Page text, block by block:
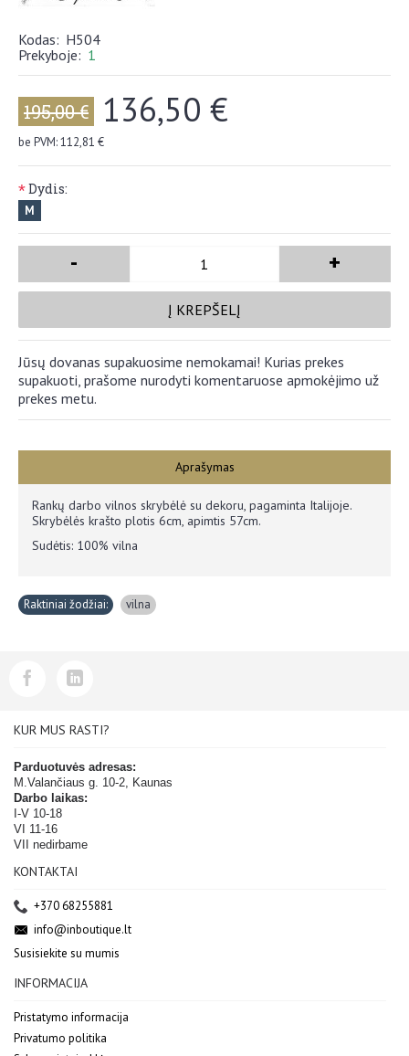
Kodas: H504
Prekyboje: 1
195,00 € 136,50 €
be PVM: 112,81 €
*Dydis:
M
- +
Į KREPŠELĮ
Jūsų dovanas supakuosime nemokamai! Kurias prekes
supakuoti, prašome nurodyti komentaruose apmokėjimo už
prekes metu.
Aprašymas
Rankų darbo vilnos skrybėlė su dekoru, pagaminta Italijoje.
Skrybėlės krašto plotis 6cm, apimtis 57cm.
Sudėtis: 100% vilna
Raktiniai žodžiai: vilna
KUR MUS RASTI?
Parduotuvės adresas:
M.Valančiaus g. 10-2, Kaunas
Darbo laikas:
I-V 10-18
VI 11-16
VII nedirbame
KONTAKTAI
+370 68255881
info@inboutique.lt
Susisiekite su mumis
INFORMACIJA
Pristatymo informacija
Privatumo politika